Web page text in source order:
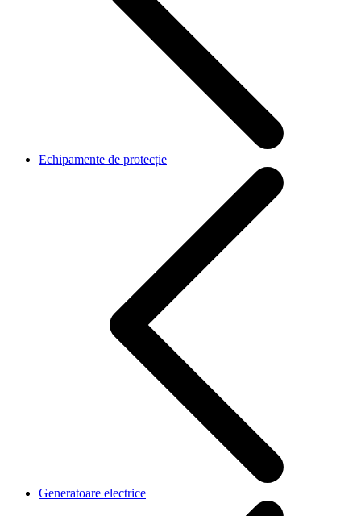
Echipamente de protecție
Generatoare electrice